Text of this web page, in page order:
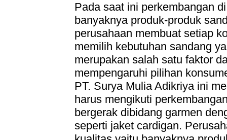
Pada saat ini perkembangan
banyaknya produk-produk
perusahaan membuat setiap
memilih kebutuhan sandang
merupakan salah satu faktor
mempengaruhi pilihan
PT. Surya Mulia Adikriya ini
harus mengikuti
bergerak dibidang garmen
seperti jaket cardigan.